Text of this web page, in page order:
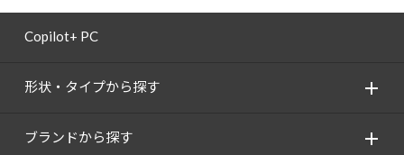
Copilot+ PC
形状・タイプから探す
ブランドから探す